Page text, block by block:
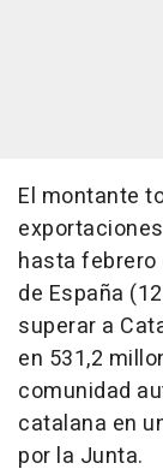
El montante
hasta febrero
de España
superar a
en 531,2
comunidad
catalana en
por la Junta.